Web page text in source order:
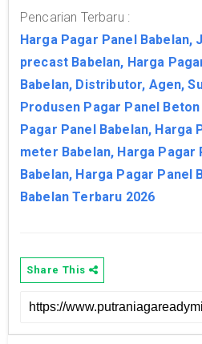
Pencarian Terbaru :
Harga Pagar Panel Babelan,
precast Babelan, Harga
Babelan, Distributor, Agen,
Produsen Pagar Panel
Pagar Panel Babelan, Harga
meter Babelan, Harga Pagar
Babelan, Harga Pagar Panel
Babelan Terbaru 2026
Share This